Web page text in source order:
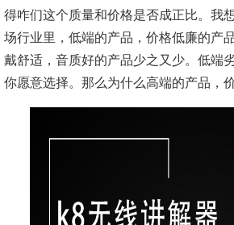
得咋们这个质量和价格是否成正比。我
场行业里，低端的产品，价格低廉的产
戴舒适，音质好的产品少之又少。低端
你愿意选择。那么为什么高端的产品，